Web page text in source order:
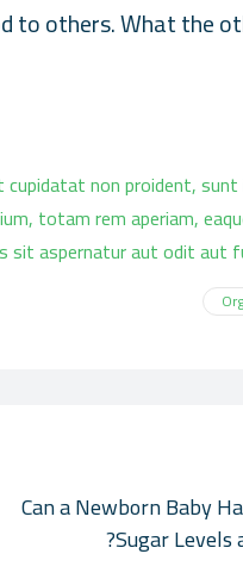
to others. What the
non proident,
totam rem aperiam,
aspernatur aut odit aut
Can a Newborn Baby
Sugar Levels